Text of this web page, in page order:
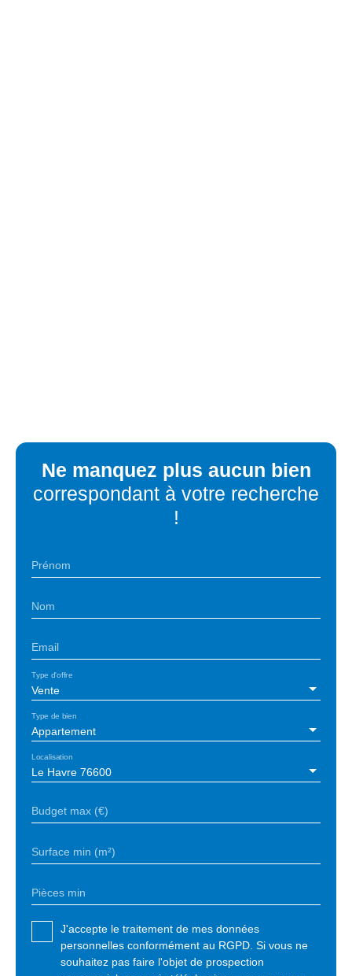
Ne manquez plus aucun bien
correspondant à votre recherche
!
Prénom
Nom
Email
Vente
Type d'offre
Appartement
Type de bien
Le Havre 76600
Localisation
Budget max (€)
Surface min (m²)
Pièces min
J'accepte le traitement de mes données
personnelles conformément au RGPD. Si vous ne
souhaitez pas faire l'objet de prospection